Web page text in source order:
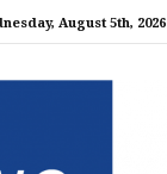
August 5th, 2026